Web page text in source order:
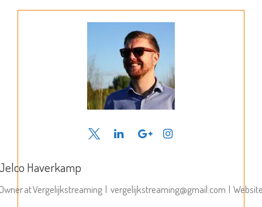
Haverkamp
atVergelijkstreaming | vergelijkstreaming@gmail.com |